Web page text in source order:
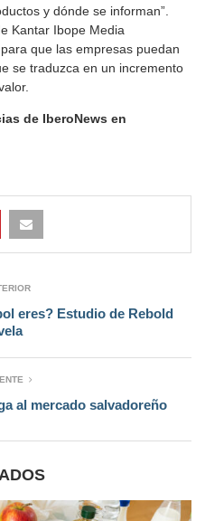
y dónde se informan”.
Kantar Ibope Media
que las empresas puedan
se traduzca en un incremento
de IberoNews en
eres? Estudio de Rebold
al mercado salvadoreño